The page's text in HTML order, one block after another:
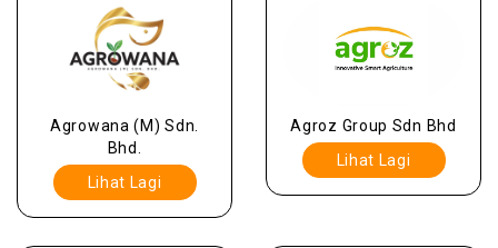
Agrowana (M) Sdn.
Bhd.
Lihat Lagi
Agroz Group Sdn Bhd
Lihat Lagi